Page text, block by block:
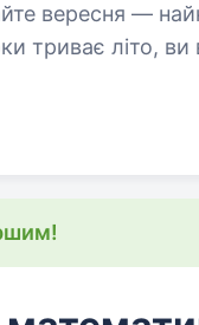
триває літо,